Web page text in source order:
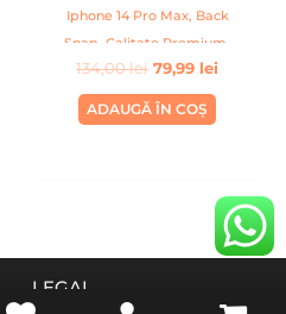
Iphone 14 Pro Max, Back
Snap, Calitate Premium,
Handmade, Rosu
134,00lei 79,99 lei
ADAUGĂ ÎN COȘ
LEGAL